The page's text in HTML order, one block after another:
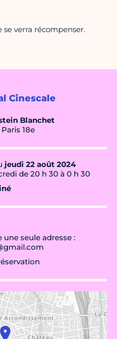
Cinescale
Blanchet
18e
jeudi 22 août 2024
de 20 h 30 à 0 h 30
seule adresse :
verra récompenser.